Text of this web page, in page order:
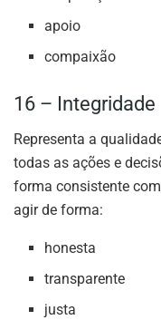
apoio
compaixão
16 – Integridade
Representa a
todas as ações e
forma consistente
agir de forma:
honesta
transparente
justa